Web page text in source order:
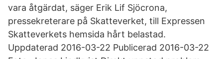
vara åtgärdat, säger Erik Lif Sjöcrona,
pressekreterare på Skatteverket, till Expressen
Skatteverkets hemsida hårt belastad.
Uppdaterad 2016-03-22 Publicerad 2016-03-22